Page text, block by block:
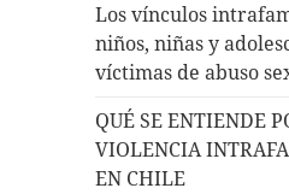
Los vínculos
niños, niñas y
víctimas de abuso
QUÉ SE ENTIENDE
VIOLENCIA
EN CHILE